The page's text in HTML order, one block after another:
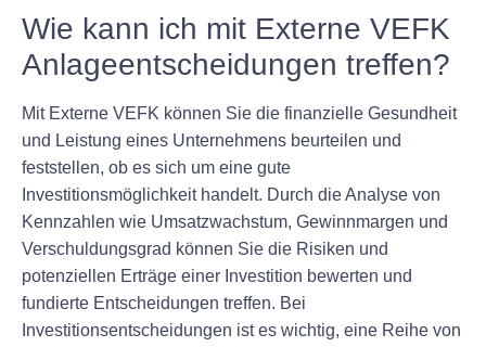
Wie kann ich mit Externe VEFK
Anlageentscheidungen treffen?
Mit Externe VEFK können Sie die finanzielle Gesundheit
und Leistung eines Unternehmens beurteilen und
feststellen, ob es sich um eine gute
Investitionsmöglichkeit handelt. Durch die Analyse von
Kennzahlen wie Umsatzwachstum, Gewinnmargen und
Verschuldungsgrad können Sie die Risiken und
potenziellen Erträge einer Investition bewerten und
fundierte Entscheidungen treffen. Bei
Investitionsentscheidungen ist es wichtig, eine Reihe von